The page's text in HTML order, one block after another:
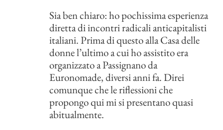
Sia ben chiaro: ho pochissima esperienza
diretta di incontri radicali anticapitalisti
italiani. Prima di questo alla Casa delle
donne l’ultimo a cui ho assistito era
organizzato a Passignano da
Euronomade, diversi anni fa. Direi
comunque che le riflessioni che
propongo qui mi si presentano quasi
abitualmente.